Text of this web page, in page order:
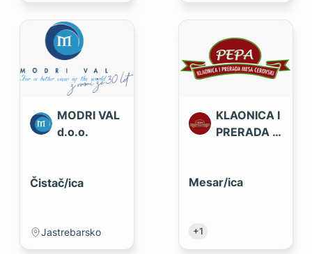
MODRI VAL
d.o.o.
Čistač/ica
Jastrebarsko
KLAONICA I
PRERADA M
Mesar/ica
+1